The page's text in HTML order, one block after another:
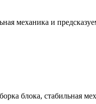
механика и
блока, стабильная